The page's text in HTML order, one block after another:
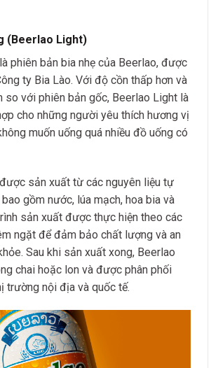
(Beerlao Light)
phiên bản bia nhẹ của Beerlao, được
ty Bia Lào. Với độ cồn thấp hơn và
so với phiên bản gốc, Beerlao Light là
cho những người yêu thích hương vị
muốn uống quá nhiều đồ uống có
sản xuất từ các nguyên liệu tự
gồm nước, lúa mạch, hoa bia và
sản xuất được thực hiện theo các
ngặt để đảm bảo chất lượng và an
Sau khi sản xuất xong, Beerlao
chai hoặc lon và được phân phối
trường nội địa và quốc tế.